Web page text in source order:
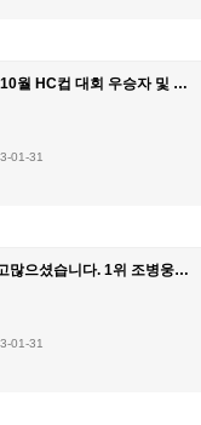
2021년 10월 HC컵 대회 우승자 및 경기결과
01-31
모두 수고많으셨습니다. 1위 조병웅 님, 2위 안수현 님 우승을 진심으로 축하드립니다. 좋은 성적을 거두신 모든 볼러분들 축하드립니다!
01-31